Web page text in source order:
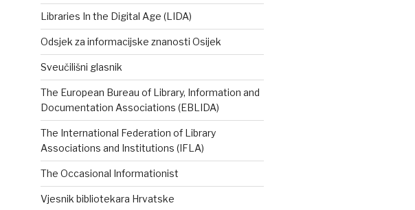
Libraries In the Digital Age (LIDA)
Odsjek za informacijske znanosti Osijek
Sveučilišni glasnik
The European Bureau of Library, Information and
Documentation Associations (EBLIDA)
The International Federation of Library
Associations and Institutions (IFLA)
The Occasional Informationist
Vjesnik bibliotekara Hrvatske